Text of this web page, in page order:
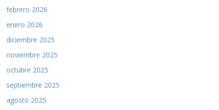
febrero 2026
enero 2026
diciembre 2025
noviembre 2025
octubre 2025
septiembre 2025
agosto 2025